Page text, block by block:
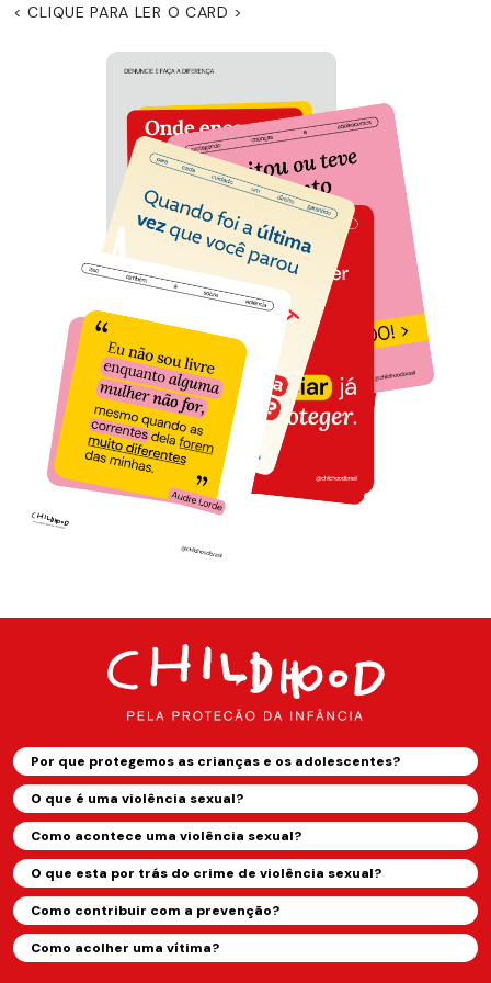
< CLIQUE PARA LER O CARD >
Por que protegemos as crianças e os adolescentes?
O que é uma violência sexual?
Como acontece uma violência sexual?
O que esta por trás do crime de violência sexual?
Como contribuir com a prevenção?
Como acolher uma vítima?